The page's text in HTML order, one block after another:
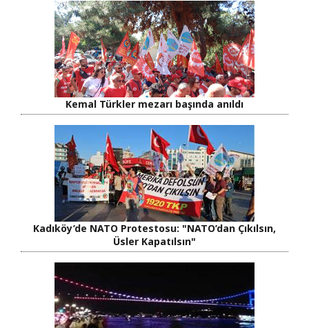
Kemal Türkler mezarı başında anıldı
Kadıköy’de NATO Protestosu: "NATO’dan Çıkılsın,
Üsler Kapatılsın"